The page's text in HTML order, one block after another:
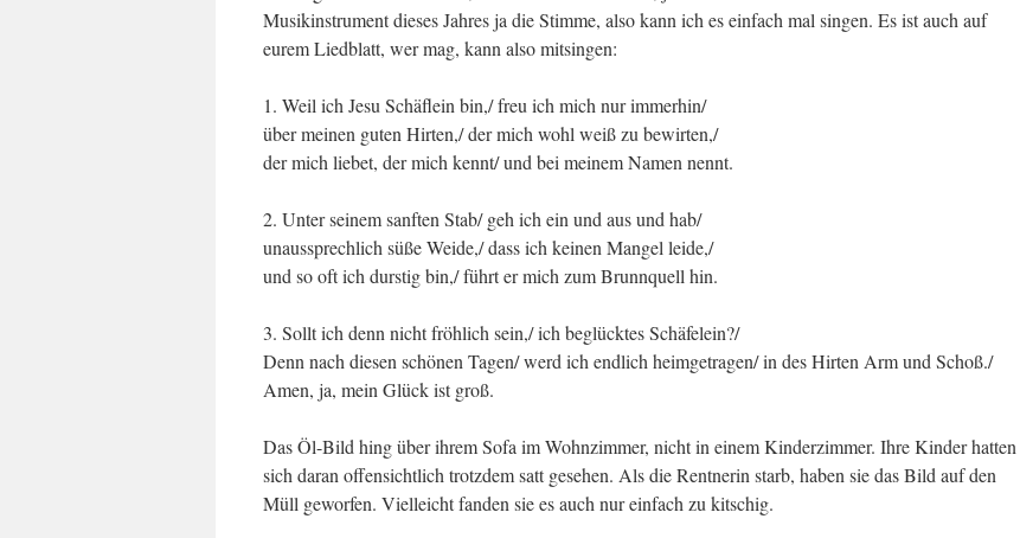
Musikinstrument dieses Jahres ja die Stimme, also kann ich es einfach mal singen. Es ist auch auf
eurem Liedblatt, wer mag, kann also mitsingen:
1. Weil ich Jesu Schäflein bin,/ freu ich mich nur immerhin/
über meinen guten Hirten,/ der mich wohl weiß zu bewirten,/
der mich liebet, der mich kennt/ und bei meinem Namen nennt.
2. Unter seinem sanften Stab/ geh ich ein und aus und hab/
unaussprechlich süße Weide,/ dass ich keinen Mangel leide,/
und so oft ich durstig bin,/ führt er mich zum Brunnquell hin.
3. Sollt ich denn nicht fröhlich sein,/ ich beglücktes Schäfelein?/
Denn nach diesen schönen Tagen/ werd ich endlich heimgetragen/ in des Hirten Arm und Schoß./
Amen, ja, mein Glück ist groß.
Das Öl-Bild hing über ihrem Sofa im Wohnzimmer, nicht in einem Kinderzimmer. Ihre Kinder hatten
sich daran offensichtlich trotzdem satt gesehen. Als die Rentnerin starb, haben sie das Bild auf den
Müll geworfen. Vielleicht fanden sie es auch nur einfach zu kitschig.